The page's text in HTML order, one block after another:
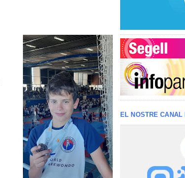
EL NOSTRE CANAL